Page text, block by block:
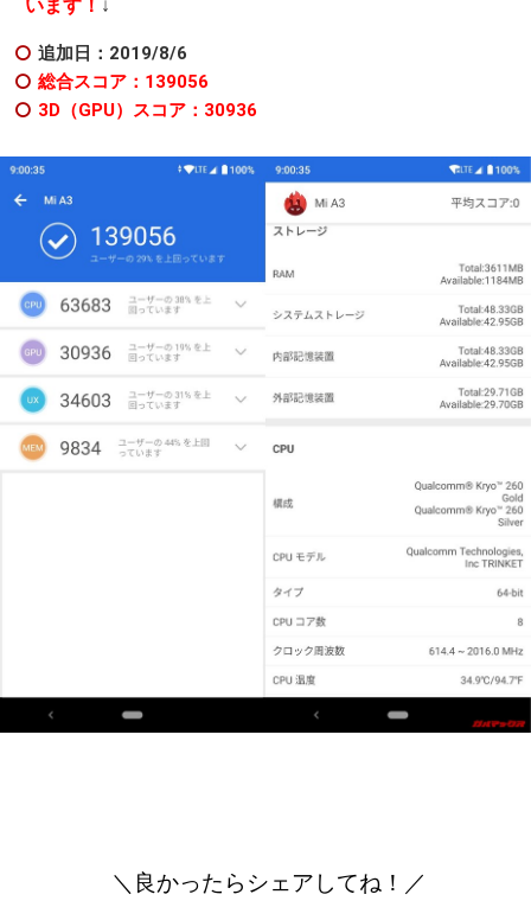
います！ ↓
追加日：2019/8/6
総合スコア：139056
3D（GPU）スコア：30936
＼良かったらシェアしてね！／